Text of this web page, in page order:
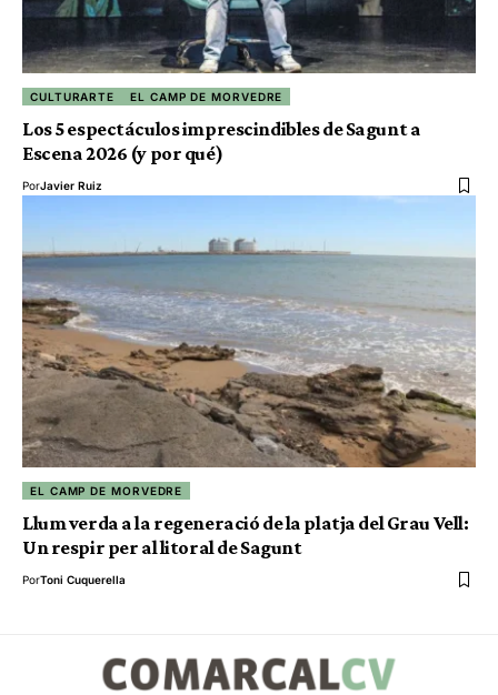
CULTURARTE EL CAMP DE MORVEDRE
Los 5 espectáculos imprescindibles de Sagunt a
Escena 2026 (y por qué)
PorJavier Ruiz
EL CAMP DE MORVEDRE
Llum verda a la regeneració de la platja del Grau Vell:
Un respir per al litoral de Sagunt
PorToni Cuquerella